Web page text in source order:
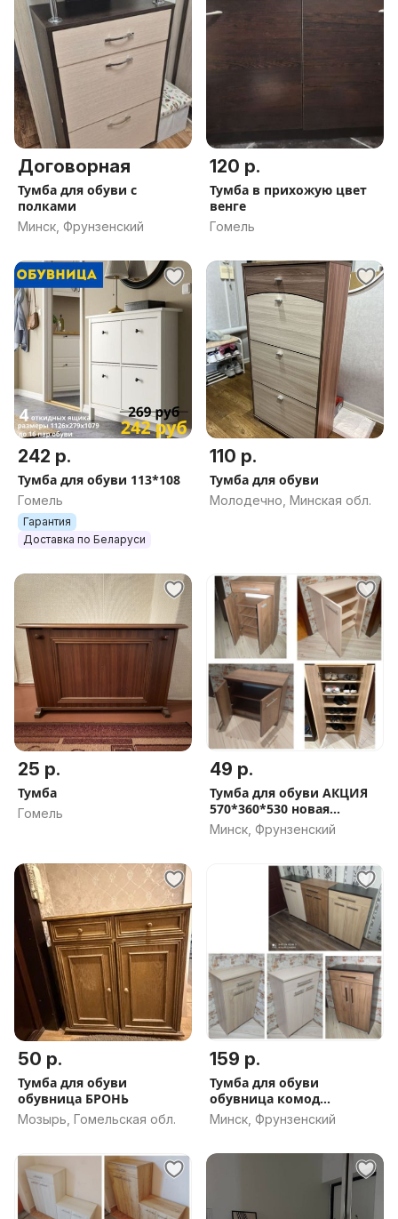
Договорная
Тумба для обуви с
полками
Минск, Фрунзенский
120 р.
Тумба в прихожую цвет
венге
Гомель
242 р.
Тумба для обуви 113*108
Гомель
Гарантия
Доставка по Беларуси
110 р.
Тумба для обуви
Молодечно, Минская обл.
25 р.
Тумба
Гомель
49 р.
Тумба для обуви АКЦИЯ
570*360*530 новая
тумбочка обувница
шкаф шкафчик на
Минск, Фрунзенский
50 р.
Тумба для обуви
обувница БРОНЬ
Мозырь, Гомельская обл.
159 р.
Тумба для обуви
обувница комод
тумбочка новая
Минск, Фрунзенский